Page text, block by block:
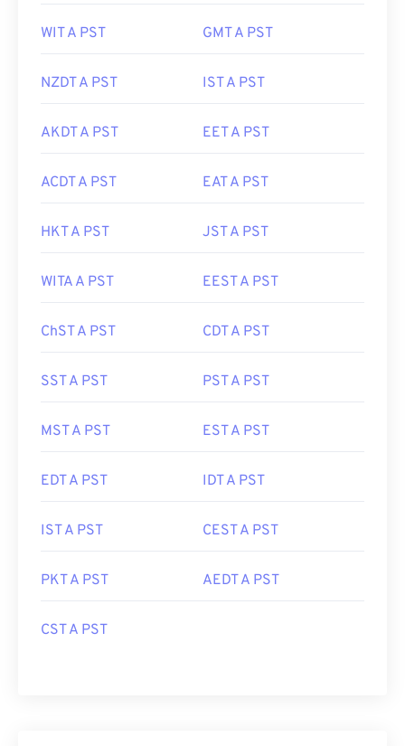
WIT A PST GMT A PST
NZDT A PST IST A PST
AKDT A PST EET A PST
ACDT A PST EAT A PST
HKT A PST JST A PST
WITA A PST EEST A PST
ChST A PST CDT A PST
SST A PST PST A PST
MST A PST EST A PST
EDT A PST IDT A PST
IST A PST CEST A PST
PKT A PST AEDT A PST
CST A PST